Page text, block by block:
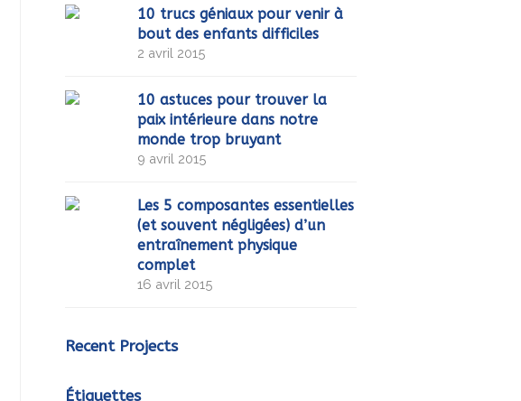
10 trucs géniaux pour venir à
bout des enfants difficiles
2 avril 2015
10 astuces pour trouver la
paix intérieure dans notre
monde trop bruyant
9 avril 2015
Les 5 composantes essentielles
(et souvent négligées) d’un
entraînement physique
complet
16 avril 2015
Recent Projects
Étiquettes